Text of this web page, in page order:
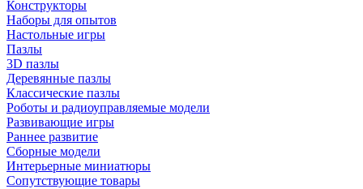
Конструкторы
Наборы для опытов
Настольные игры
Пазлы
3D пазлы
Деревянные пазлы
Классические пазлы
Роботы и радиоуправляемые модели
Развивающие игры
Раннее развитие
Сборные модели
Интерьерные миниатюры
Сопутствующие товары